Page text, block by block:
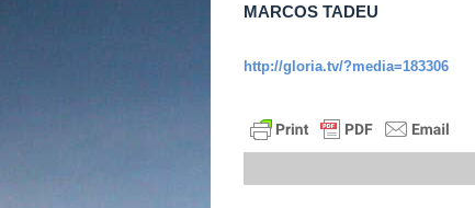
MARCOS TADEU
http://gloria.tv/?media=183306